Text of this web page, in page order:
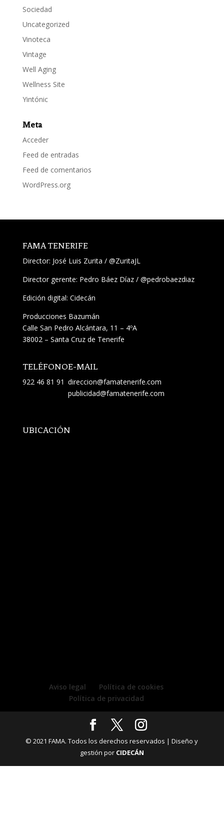
Sociedad
Uncategorized
Vinoteca
Vintage
Well Aging
Wellness Site
Yintónic
Meta
Acceder
Feed de entradas
Feed de comentarios
WordPress.org
FAMA TENERIFE
Director: José Luis Zurita / @ZuritaJL
Director gerente: Pedro Báez Díaz / @pedrobaezdiaz
Edición digital: Cidecán
Producciones Bazumán
Calle San Pedro Alcántara, 11 – 4ºA
38002 – Santa Cruz de Tenerife
TELÉFONO
922 46 81 91
E-MAIL
direccion@famatenerife.com
publicidad@famatenerife.com
UBICACIÓN
Aviso legal
Política de cookies
Política de privacidad
© 2021 FAMA. Todos los derechos reservados | Diseño y
gestión por CIDECÁN